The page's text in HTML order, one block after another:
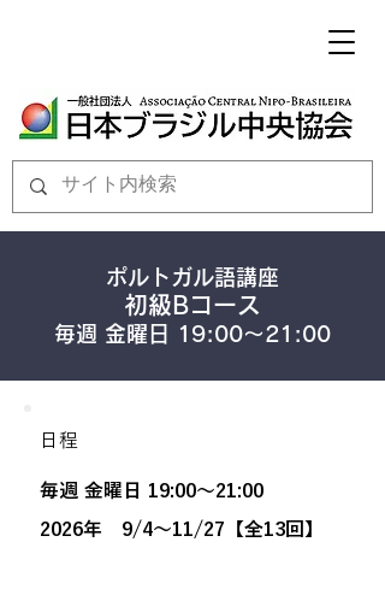
ポルトガル語講座​
初級Bコース
毎週 金曜日 19:00～21:00
日程
毎週 金曜日 19:00～21:00
2026年 9/4～11/27【全13回】